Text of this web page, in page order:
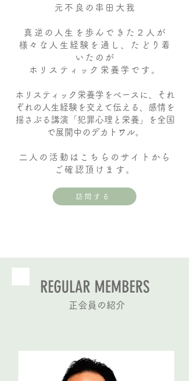
元不良の串田大我
真逆の人生を歩んできた２人が
様々な人生経験を通し、たどり着
いたのが
ホリスティック栄養学です。
ホリスティック栄養学をベースに、それ
ぞれの人生経験を交えて伝える、感情を
揺さぶる講演「犯罪心理と栄養」を全国
で展開中のデカトワル。
二人の活動はこちらのサイトから
ご確認頂けます。
訪問する
​REGULAR MEMBERS
正会員の紹介